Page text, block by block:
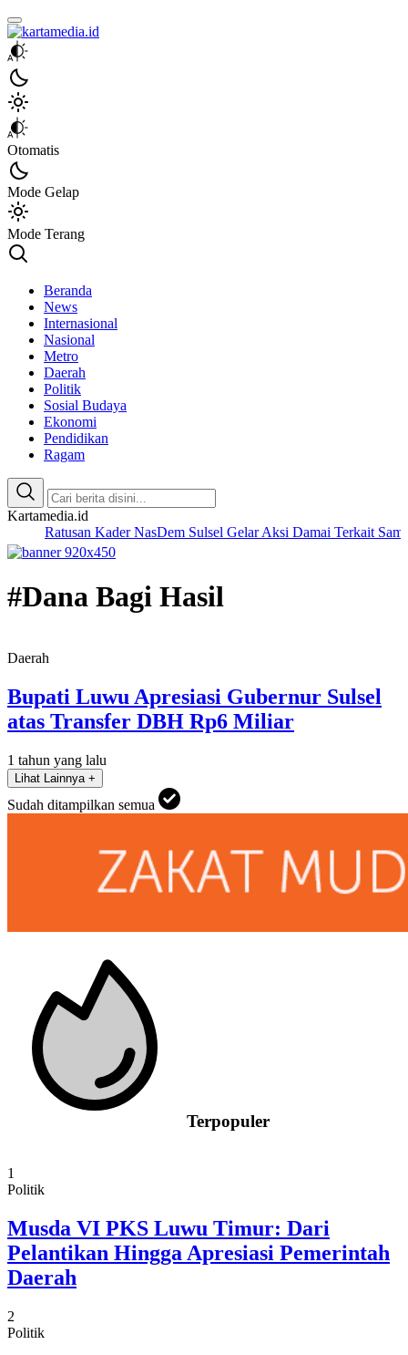
kartamedia.id
Jujur Mengabari
Otomatis
Mode Gelap
Mode Terang
Beranda
News
Internasional
Nasional
Metro
Daerah
Politik
Sosial Budaya
Ekonomi
Pendidikan
Ragam
Kartamedia.id
Kader NasDem Sulsel Gelar Aksi Damai Terkait Sampul
#Dana Bagi Hasil
Daerah
Bupati Luwu Apresiasi Gubernur Sulsel
atas Transfer DBH Rp6 Miliar
1 tahun yang lalu
Lihat Lainnya +
Sudah ditampilkan semua
Terpopuler
1
Politik
Musda VI PKS Luwu Timur: Dari
Pelantikan Hingga Apresiasi Pemerintah
Daerah
2
Politik